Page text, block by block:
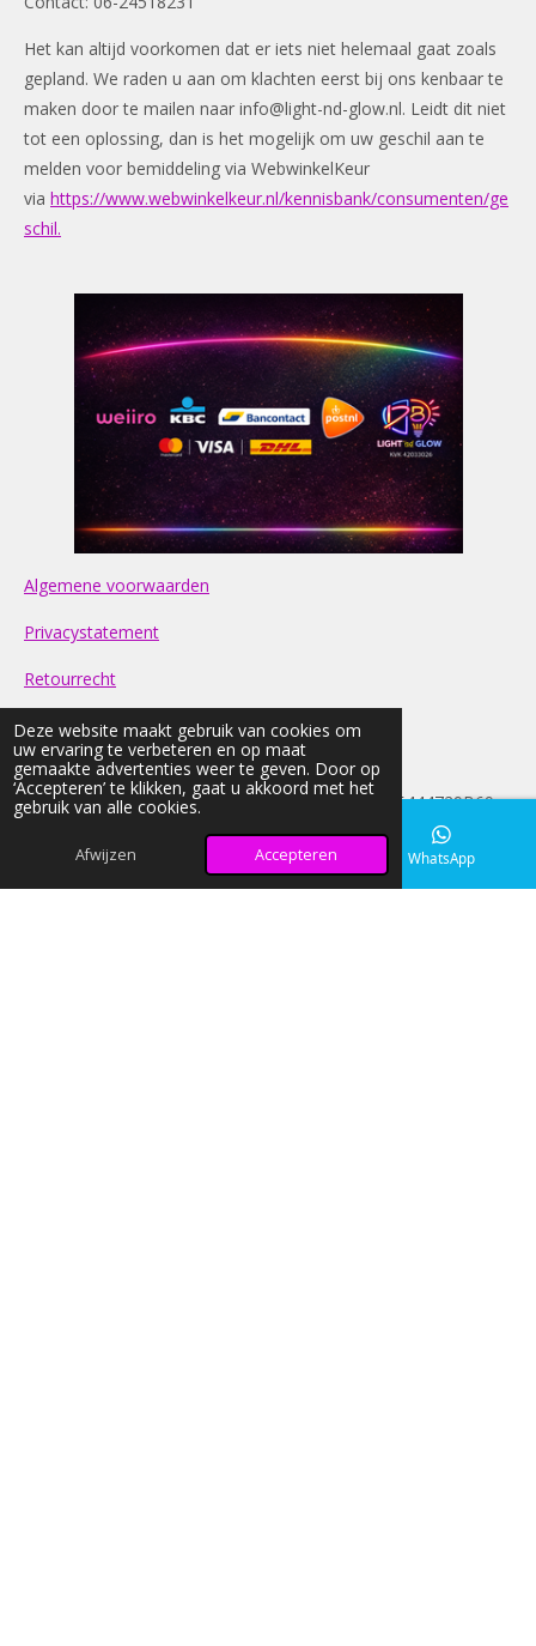
Deze website maakt gebruik van cookies om
uw ervaring te verbeteren en op maat
gemaakte advertenties weer te geven. Door op
‘Accepteren’ te klikken, gaat u akkoord met het
gebruik van alle cookies.
Afwijzen Accepteren
Het kan altijd voorkomen dat er iets niet helemaal gaat zoals
gepland. We raden u aan om klachten eerst bij ons kenbaar te
maken door te mailen naar info@light-nd-glow.nl. Leidt dit niet
tot een oplossing, dan is het mogelijk om uw geschil aan te
melden voor bemiddeling via WebwinkelKeur
via https://www.webwinkelkeur.nl/kennisbank/consumenten/ge
schil.
Algemene voorwaarden
Privacystatement
Retourrecht
Contact
FAQ
© 2026 light-nd-glow KVK: 42033026 BTW:NL005444729B69
Alle prijzen op onze website zijn Inclusief BTW
E-mailadres Instagram WhatsApp